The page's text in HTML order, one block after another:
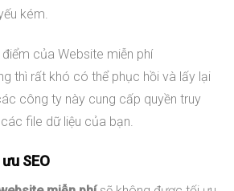
kém.
thì rất khó có thể phục hồi và lấy lại
công ty này cung cấp quyền truy
file dữ liệu của bạn.
SEO